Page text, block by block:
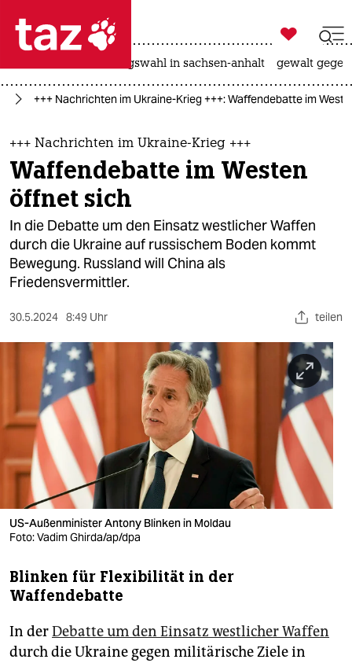
 taz zahl ich
taz zahl ich
themen
politik
öko
gesellschaft
kultur
sport
berlin
nord
wahrheit
verlag
verlag
veranstaltungen
fragen & hilfe
abo

taz zahl ich
landtagswahl in sachsen-anhalt gewalt
+++ Nachrichten im Ukraine-Krieg +++: Waffendebatte im
+++ Nachrichten im Ukraine-Krieg +++
Waffendebatte im Westen
öffnet sich
In die Debatte um den Einsatz westlicher Waffen
durch die Ukraine auf russischem Boden kommt
Bewegung. Russland will China als
Friedensvermittler.
30.5.2024 8:49 Uhr teilen
US-Außenminister Antony Blinken in Moldau
Foto: Vadim Ghirda/ap/dpa
Blinken für Flexibilität in der
Waffendebatte
In derDebatte um den Einsatz westlicher Waffen
durch die Ukraine gegen militärische Ziele in